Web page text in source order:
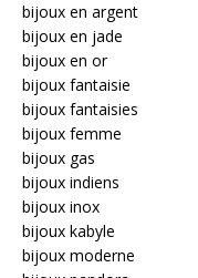
bijoux en argent
bijoux en jade
bijoux en or
bijoux fantaisie
bijoux fantaisies
bijoux femme
bijoux gas
bijoux indiens
bijoux inox
bijoux kabyle
bijoux moderne